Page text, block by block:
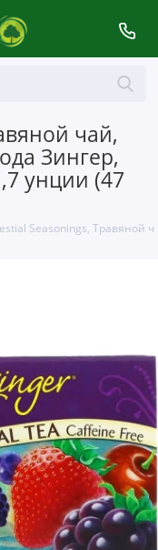
чай,
Зингер,
унции (47
Seasonings, Травяной